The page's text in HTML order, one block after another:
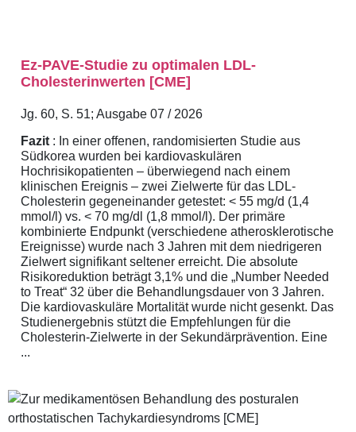
Ez-PAVE-Studie zu optimalen LDL-
Cholesterinwerten [CME]
Jg. 60, S. 51; Ausgabe 07 / 2026
Fazit : In einer offenen, randomisierten Studie aus
Südkorea wurden bei kardiovaskulären
Hochrisikopatienten – überwiegend nach einem
klinischen Ereignis – zwei Zielwerte für das LDL-
Cholesterin gegeneinander getestet: < 55 mg/d (1,4
mmol/l) vs. < 70 mg/dl (1,8 mmol/l). Der primäre
kombinierte Endpunkt (verschiedene atherosklerotische
Ereignisse) wurde nach 3 Jahren mit dem niedrigeren
Zielwert signifikant seltener erreicht. Die absolute
Risikoreduktion beträgt 3,1% und die „Number Needed
to Treat“ 32 über die Behandlungsdauer von 3 Jahren.
Die kardiovaskuläre Mortalität wurde nicht gesenkt. Das
Studienergebnis stützt die Empfehlungen für die
Cholesterin-Zielwerte in der Sekundärprävention. Eine
...